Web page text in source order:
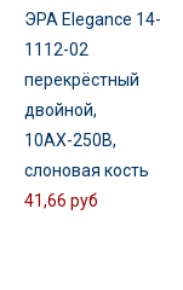
ЭРА Elegance 14-
1112-02
перекрёстный
двойной,
10АХ-250В,
слоновая кость
41,66 руб